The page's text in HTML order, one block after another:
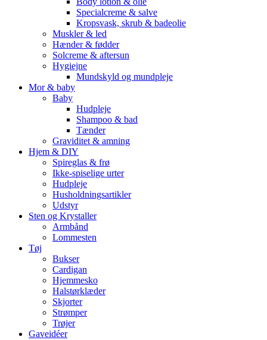
Specialcreme & salve
Kropsvask, skrub & badeolie
Muskler & led
Hænder & fødder
Solcreme & aftersun
Hygiejne
Mundskyld og mundpleje
Mor & baby
Baby
Hudpleje
Shampoo & bad
Tænder
Graviditet & amning
Hjem & DIY
Spireglas & frø
Ikke-spiselige urter
Hudpleje
Husholdningsartikler
Udstyr
Sten og Krystaller
Armbånd
Lommesten
Tøj
Bukser
Cardigan
Hjemmesko
Halstørklæder
Skjorter
Strømper
Trøjer
Gaveidéer